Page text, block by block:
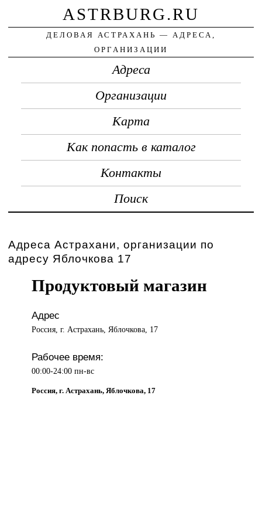
ASTRBURG.RU
ДЕЛОВАЯ АСТРАХАНЬ — АДРЕСА,
ОРГАНИЗАЦИИ
Адреса
Организации
Карта
Как попасть в каталог
Контакты
Поиск
Адреса Астрахани, организации по
адресу Яблочкова 17
Продуктовый магазин
Адрес
Россия, г. Астрахань, Яблочкова, 17
Рабочее время:
00:00-24:00 пн-вс
Россия, г. Астрахань, Яблочкова, 17